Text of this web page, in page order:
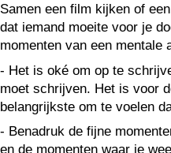
Samen een film kijken of
dat iemand moeite voor je
momenten van een mentale
- Het is oké om op te
moet schrijven. Het is voor
belangrijkste om te voelen
- Benadruk de fijne
en de momenten waar je